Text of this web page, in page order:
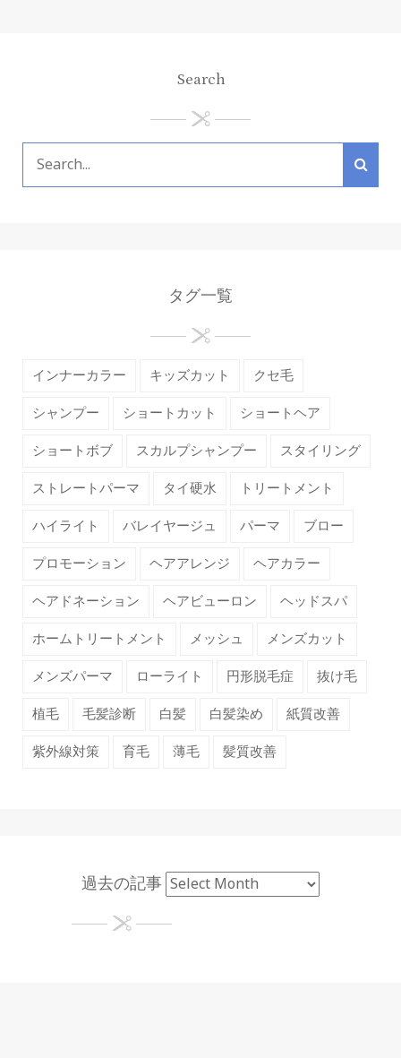
Search
タグ一覧
インナーカラー キッズカット
クセ毛
シャンプー
ショートカット
ショートヘア
ショートボブ
スカルプシャンプー
スタイリング
ストレートパーマ
タイ硬水
トリートメント
ハイライト
バレイヤージュ パーマ
ブロー
プロモーション
ヘアアレンジ
ヘアカラー
ヘアドネーション
ヘアビューロン
ヘッドスパ
ホームトリートメント
メッシュ
メンズカット
メンズパーマ
ローライト 円形脱毛症
抜け毛
植毛
毛髪診断 白髪 白髪染め
紙質改善
紫外線対策
育毛 薄毛 髪質改善
過去の記事